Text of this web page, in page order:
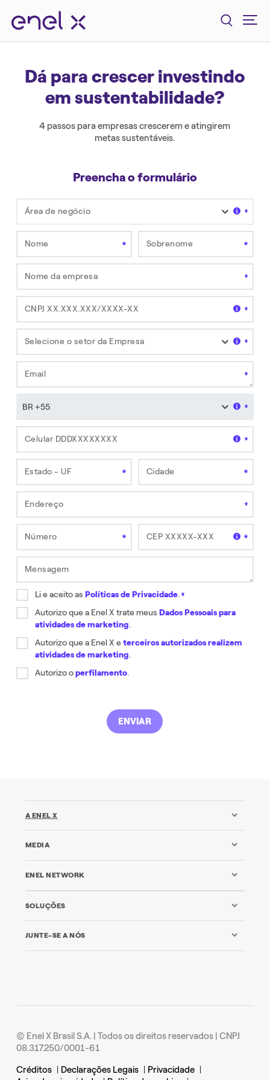
Dá para crescer investindo
em sustentabilidade?
4 passos para empresas crescerem e atingirem
metas sustentáveis.
Preencha o formulário
Área de negócio
Nome
* Campo obrigatório
Sobrenome
* Campo obrigatório
Nome da empresa
* Campo obrigatório
CNPJ XX.XXX.XXX/XXXX-XX
* Campo obrigatório
Selecione o setor da Empresa
Email
Celular DDDXXXXXXXX
Campo obrigatório
Estado - UF
* Campo obrigatório
Cidade
* Campo obrigatório
Endereço
* Campo obrigatório
Número
* Campo obrigatório
CEP XXXXX-XXX
* Campo obrigatório
Mensagem
Li e aceito as Políticas de Privacidade.
Campo obligatorio.
Autorizo que a Enel X trate meus Dados Pessoais para
atividades de marketing.
Autorizo que a Enel X eterceiros autorizados realizem
atividades de marketing.
Autorizo operfilamento.
ENVIAR
A ENEL X
MEDIA
ENEL NETWORK
SOLUÇÕES
JUNTE-SE A NÓS
© Enel X Brasil S.A. | Todos os direitos reservados | CNPJ
08.317.250/0001-61
Créditos | Declarações Legais | Privacidade |